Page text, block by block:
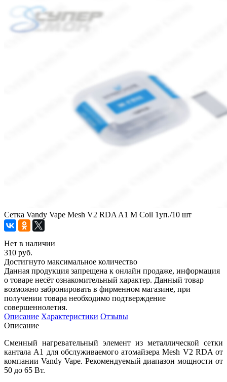
Сетка Vandy Vape Mesh V2 RDA A1 M Coil 1уп./10 шт
Нет в наличии
310 руб.
Достигнуто максимальное количество
Данная продукция запрещена к онлайн продаже, информация
о товаре несёт ознакомительный характер. Данный товар
возможно забронировать в фирменном магазине, при
получении товара необходимо подтверждение
совершеннолетия.
Описание Характеристики Отзывы
Описание
Сменный нагревательный элемент из металлической сетки
кантала А1 для обслуживаемого атомайзера Mesh V2 RDA от
компании Vandy Vape. Рекомендуемый диапазон мощности от
50 до 65 Вт.